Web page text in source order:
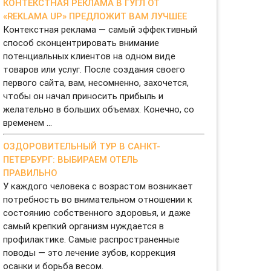
КОНТЕКСТНАЯ РЕКЛАМА В ГУГЛ ОТ
«REKLAMA UP» ПРЕДЛОЖИТ ВАМ ЛУЧШЕЕ
Контекстная реклама — самый эффективный
способ сконцентрировать внимание
потенциальных клиентов на одном виде
товаров или услуг. После создания своего
первого сайта, вам, несомненно, захочется,
чтобы он начал приносить прибыль и
желательно в больших объемах. Конечно, со
временем ...
ОЗДОРОВИТЕЛЬНЫЙ ТУР В САНКТ-
ПЕТЕРБУРГ: ВЫБИРАЕМ ОТЕЛЬ
ПРАВИЛЬНО
У каждого человека с возрастом возникает
потребность во внимательном отношении к
состоянию собственного здоровья, и даже
самый крепкий организм нуждается в
профилактике. Самые распространенные
поводы — это лечение зубов, коррекция
осанки и борьба весом.